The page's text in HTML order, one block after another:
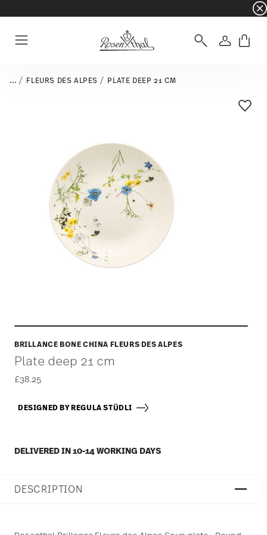
☀️ Summer SALE on selected items and
Login
... FLEURS DES ALPES PLATE DEEP 21 CM
BRILLANCE BONE CHINA FLEURS DES ALPES
Plate deep 21 cm
£38.25
DESIGNED BY REGULA STÜDLI
DELIVERED IN 10-14 WORKING DAYS
Add
DESCRIPTION